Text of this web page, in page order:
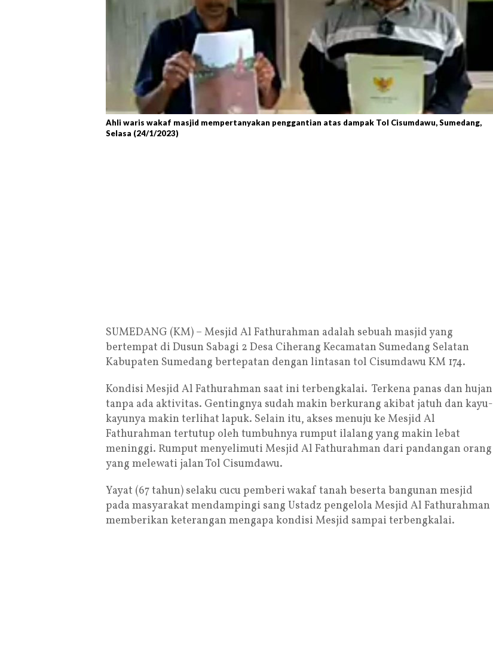
Ahli waris wakaf masjid mempertanyakan penggantian atas dampak Tol Cisumdawu, Sumedang,
Selasa (24/1/2023)
SUMEDANG (KM) – Mesjid Al Fathurahman adalah sebuah masjid yang
bertempat di Dusun Sabagi 2 Desa Ciherang Kecamatan Sumedang Selatan
Kabupaten Sumedang bertepatan dengan lintasan tol Cisumdawu KM 174.
Kondisi Mesjid Al Fathurahman saat ini terbengkalai. Terkena panas dan hujan
tanpa ada aktivitas. Gentingnya sudah makin berkurang akibat jatuh dan kayu-
kayunya makin terlihat lapuk. Selain itu, akses menuju ke Mesjid Al
Fathurahman tertutup oleh tumbuhnya rumput ilalang yang makin lebat
meninggi. Rumput menyelimuti Mesjid Al Fathurahman dari pandangan orang
yang melewati jalan Tol Cisumdawu.
Yayat (67 tahun) selaku cucu pemberi wakaf tanah beserta bangunan mesjid
pada masyarakat mendampingi sang Ustadz pengelola Mesjid Al Fathurahman
memberikan keterangan mengapa kondisi Mesjid sampai terbengkalai.